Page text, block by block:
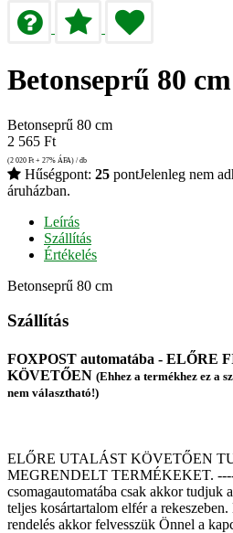
Betonseprű 80 cm
Betonseprű 80 cm
2 565 Ft
(2 020 Ft + 27% ÁFA) / db
Hűségpont: 25 pontJelenleg nem
áruházban.
Leírás
Szállítás
Értékelés
Betonseprű 80 cm
Szállítás
FOXPOST automatába - ELŐRE
KÖVETŐEN (Ehhez a termékhez ez a
nem választható!)
ELŐRE UTALÁST KÖVETŐEN
MEGRENDELT TERMÉKEKET.
csomagautomatába csak akkor tudjuk
teljes kosártartalom elfér a
rendelés akkor felvesszük Önnel a